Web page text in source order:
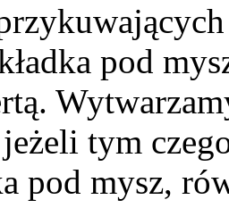
pod
tym
pod mysz,